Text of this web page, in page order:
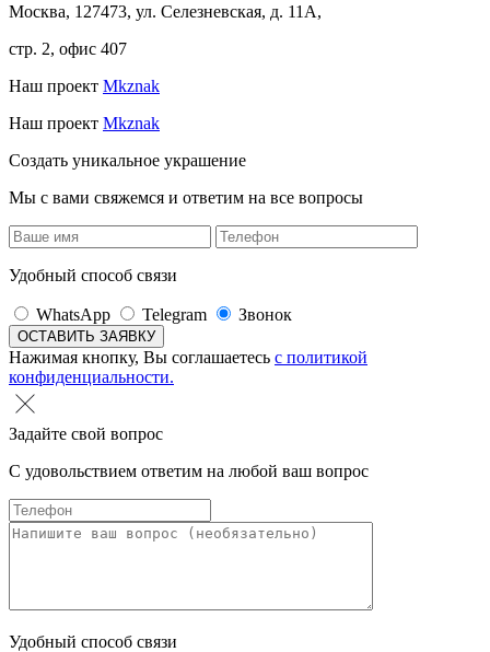
Москва, 127473, ул. Селезневская, д. 11А,
стр. 2, офис 407
Наш проект Mkznak
Наш проект Mkznak
Создать уникальное украшение
Мы с вами свяжемся и ответим на все вопросы
Удобный способ связи
WhatsApp Telegram Звонок
Нажимая кнопку, Вы соглашаетесь с политикой
конфиденциальности.
Задайте свой вопрос
С удовольствием ответим на любой ваш вопрос
Удобный способ связи